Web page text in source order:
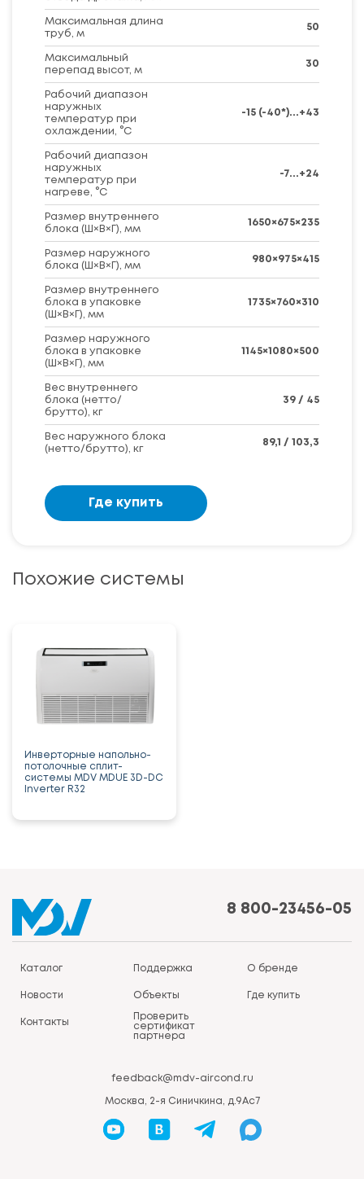
Максимальная длина
труб, м
50
Максимальный
перепад высот, м
30
Рабочий диапазон
наружных
температур при
охлаждении, °C
-15 (-40*)...+43
Рабочий диапазон
наружных
температур при
нагреве, °C
-7...+24
Размер внутреннего
блока (Ш×В×Г), мм
1650×675×235
Размер наружного
блока (Ш×В×Г), мм
980×975×415
Размер внутреннего
блока в упаковке
(Ш×В×Г), мм
1735×760×310
Размер наружного
блока в упаковке
(Ш×В×Г), мм
1145×1080×500
Вес внутреннего
блока (нетто/
брутто), кг
39 / 45
Вес наружного блока
(нетто/брутто), кг
89,1 / 103,3
Где купить
Похожие системы
Инверторные напольно-
потолочные сплит-
системы MDV MDUE 3D-DC
Inverter R32
8 800-23456-05
Каталог Поддержка О бренде
Новости Объекты Где купить
Контакты
Проверить
сертификат
партнера
feedback@mdv-aircond.ru
Москва, 2-я Синичкина, д.9Ас7